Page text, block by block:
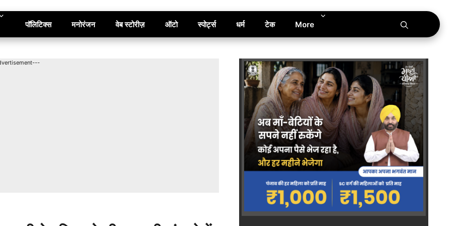
पॉलिटिक्स मनोरंजन वेब स्टोरीज़ ऑटो स्पोर्ट्स धर्म टेक More